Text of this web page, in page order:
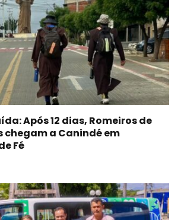
Após 12 dias, Romeiros de
chegam a Canindé em
Fé